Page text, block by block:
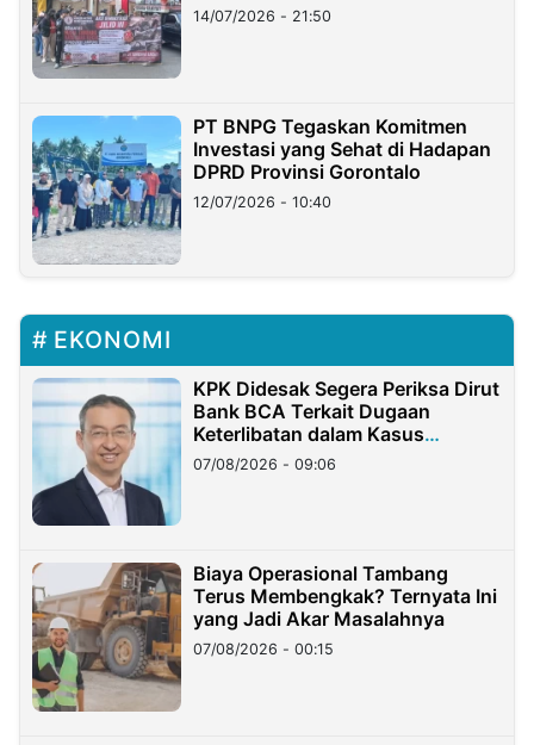
Lampung
14/07/2026 - 21:50
PT BNPG Tegaskan Komitmen
Investasi yang Sehat di Hadapan
DPRD Provinsi Gorontalo
12/07/2026 - 10:40
EKONOMI
KPK Didesak Segera Periksa Dirut
Bank BCA Terkait Dugaan
Keterlibatan dalam Kasus
Hilangnya Dana Nasabah Rp2,58
Miliar
07/08/2026 - 09:06
Biaya Operasional Tambang
Terus Membengkak? Ternyata Ini
yang Jadi Akar Masalahnya
07/08/2026 - 00:15